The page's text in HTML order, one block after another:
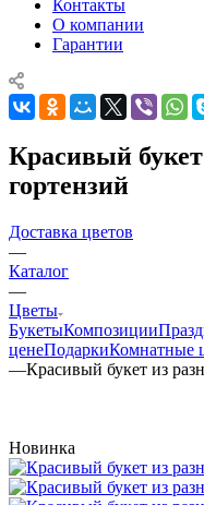
Контакты
О компании
Гарантии
Красивый
гортензий
Доставка цветов
—
Каталог
—
Цветы
БукетыКомпозиции
ценеПодаркиКомнатные
—Красивый букет из
Новинка